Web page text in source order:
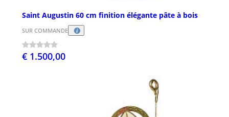
Saint Augustin 60 cm finition élégante pâte à bois
SUR COMMANDE
€ 1.500,00